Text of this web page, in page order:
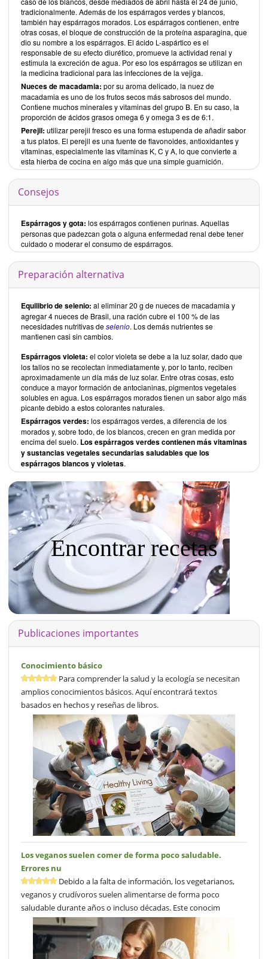
tradicionalmente. Además de los espárragos verdes y blancos,
también hay espárragos morados. Los espárragos contienen, entre
otras cosas, el bloque de construcción de la proteína asparagina, que
dio su nombre a los espárragos. El ácido L-aspártico es el
responsable de su efecto diurético, promueve la actividad renal y
estimula la excreción de agua. Por eso los espárragos se utilizan en
la medicina tradicional para las infecciones de la vejiga.
Nueces de macadamia: por su aroma delicado, la nuez de
macadamia es uno de los frutos secos más sabrosos del mundo.
Contiene muchos minerales y vitaminas del grupo B. En su caso, la
proporción de ácidos grasos omega 6 y omega 3 es de 6:1.
Perejil: utilizar perejil fresco es una forma estupenda de añadir sabor
a tus platos. El perejil es una fuente de flavonoides, antioxidantes y
vitaminas, especialmente las vitaminas K, C y A, lo que convierte a
esta hierba de cocina en algo más que una simple guarnición.
Consejos
Espárragos y gota: los espárragos contienen purinas. Aquellas
personas que padezcan gota o alguna enfermedad renal debe tener
cuidado o moderar el consumo de espárragos.
Preparación alternativa
Equilibrio de selenio: al eliminar 20 g de nueces de macadamia y
agregar 4 nueces de Brasil, una ración cubre el 100 % de las
necesidades nutritivas deselenio. Los demás nutrientes se
mantienen casi sin cambios.
Espárragos violeta: el color violeta se debe a la luz solar, dado que
los tallos no se recolectan inmediatamente y, por lo tanto, reciben
aproximadamente un día más de luz solar. Entre otras cosas, esto
conduce a mayor formación de antocianinas, pigmentos vegetales
solubles en agua. Los espárragos morados tienen un sabor algo más
picante debido a estos colorantes naturales.
Espárragos verdes: los espárragos verdes, a diferencia de los
morados y, sobre todo, de los blancos, crecen en gran medida por
encima del suelo. Los espárragos verdes contienen más vitaminas
y sustancias vegetales secundarias saludables que los
espárragos blancos y violetas.
Encontrar recetas
Publicaciones importantes
Conocimiento básico
Para comprender la salud y la ecología se necesitan
amplios conocimientos básicos. Aquí encontrará textos
basados en hechos y reseñas de libros.
Los veganos suelen comer de forma poco saludable.
Errores nu
Debido a la falta de información, los vegetarianos,
veganos y crudívoros suelen alimentarse de forma poco
saludable durante años o incluso décadas. Este conocim